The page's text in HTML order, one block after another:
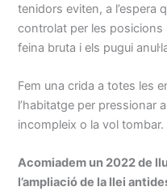
tenidors eviten, a l’espera
controlat per les posicions
feina bruta i els pugui
Fem una crida a totes les
l’habitatge per pressionar
incompleix o la vol tombar.
Acomiadem un 2022 de
l’ampliació de la llei